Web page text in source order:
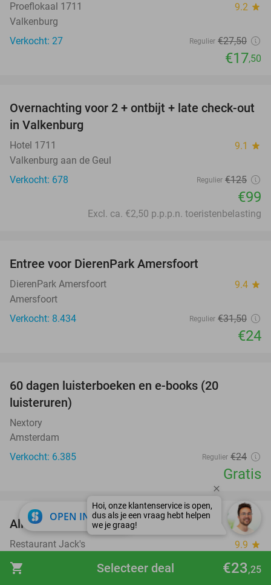
shopping_cart €23,25
Selecteer deal
Proeflokaal 1711 9.2 star
Valkenburg
Verkocht: 27
Regulier €27,50
€17,50
21%
Overnachting voor 2 + ontbijt + late check-out
in Valkenburg
Hotel 1711 9.1 star
Valkenburg aan de Geul
Verkocht: 678
Regulier €125
€99
Excl. ca. €2,50 p.p.p.n. toeristenbelasting
Entree voor DierenPark Amersfoort
DierenPark Amersfoort 9.4 star
Amersfoort
Verkocht: 8.434
Regulier €31,50
€24
60 dagen luisterboeken en e-books (20
luisteruren)
Nextory
Amsterdam
Verkocht: 6.385
Regulier €24
Gratis
29%
All-You-Can-Eat brunch of BBQ
Restaurant Jack's 9.9 star
Spaubeek (6 km)
OPEN IN APP close